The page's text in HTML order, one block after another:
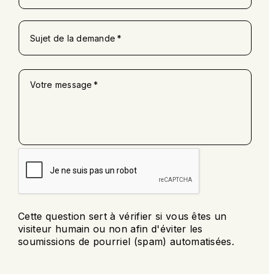
Sujet de la demande
Votre message
Cette question sert à vérifier si vous êtes un
visiteur humain ou non afin d'éviter les
soumissions de pourriel (spam) automatisées.